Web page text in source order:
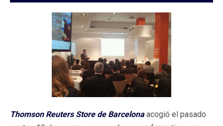
Thomson Reuters Store de Barcelonaacogió el pasado